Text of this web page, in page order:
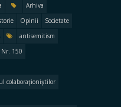
Arhiva
Opinii
Societate
antisemitism
Nr. 150
colaboraţioniştilor